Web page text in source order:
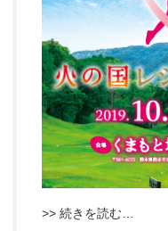
>> 続きを読む…